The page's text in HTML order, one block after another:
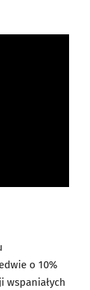
o 10%